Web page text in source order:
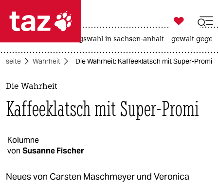
 taz zahl ich
taz zahl ich
themen
politik
gesellschaft
kultur

taz zahl ich
landtagswahl in sachsen-anhalt gewalt
Wahrheit Die Wahrheit: Kaffeeklatsch mit Super-Promi
Die Wahrheit
Kaffeeklatsch mit Super-Promi
Kolumne
von Susanne Fischer
Neues von Carsten Maschmeyer und Veronica